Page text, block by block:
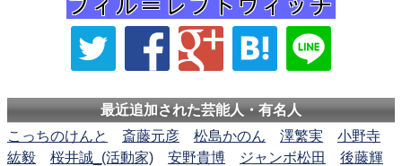
最近追加された芸能人・有名人
こっちのけんと
斎藤元彦 松島かのん 澤繁実
小野寺
紘毅
桜井誠_(活動家) 安野貴博 ジャンボ松田
後藤輝